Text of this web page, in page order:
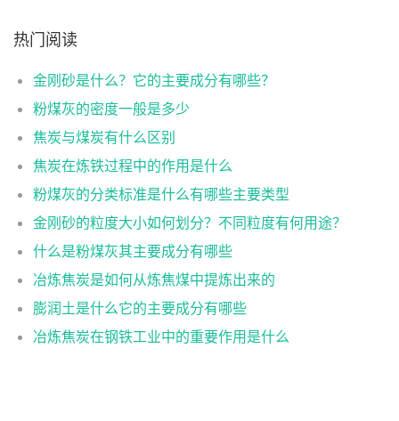
热门阅读
金刚砂是什么？它的主要成分有哪些？
粉煤灰的密度一般是多少
焦炭与煤炭有什么区别
焦炭在炼铁过程中的作用是什么
粉煤灰的分类标准是什么有哪些主要类型
金刚砂的粒度大小如何划分？不同粒度有何用途？
什么是粉煤灰其主要成分有哪些
冶炼焦炭是如何从炼焦煤中提炼出来的
膨润土是什么它的主要成分有哪些
冶炼焦炭在钢铁工业中的重要作用是什么